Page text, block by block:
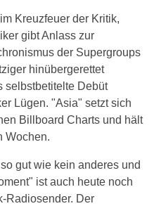
Kreuzfeuer der Kritik,
gibt Anlass zur
der Supergroups
hinübergerettet
selbstbetitelte Debüt
Lügen. "Asia" setzt sich
Billboard Charts und hält
Wochen.
gut wie kein anderes und
ist auch heute noch
Radiosender. Der